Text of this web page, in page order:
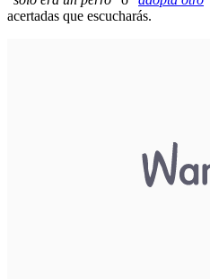
acertadas que escucharás.